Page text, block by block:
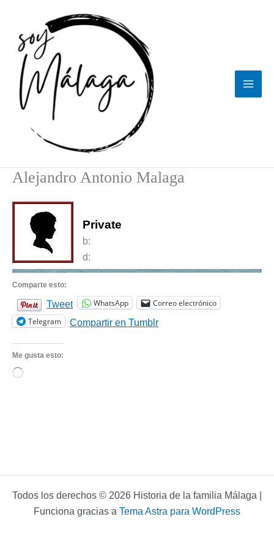
contenido
Alejandro Antonio Malaga
Private
b:
d:
Comparte esto:
Tweet WhatsApp
Correo electrónico
Telegram
Compartir en Tumblr
Me gusta esto:
Cargando...
Todos los derechos © 2026 Historia de la familia Málaga |
Funciona gracias a Tema Astra para WordPress